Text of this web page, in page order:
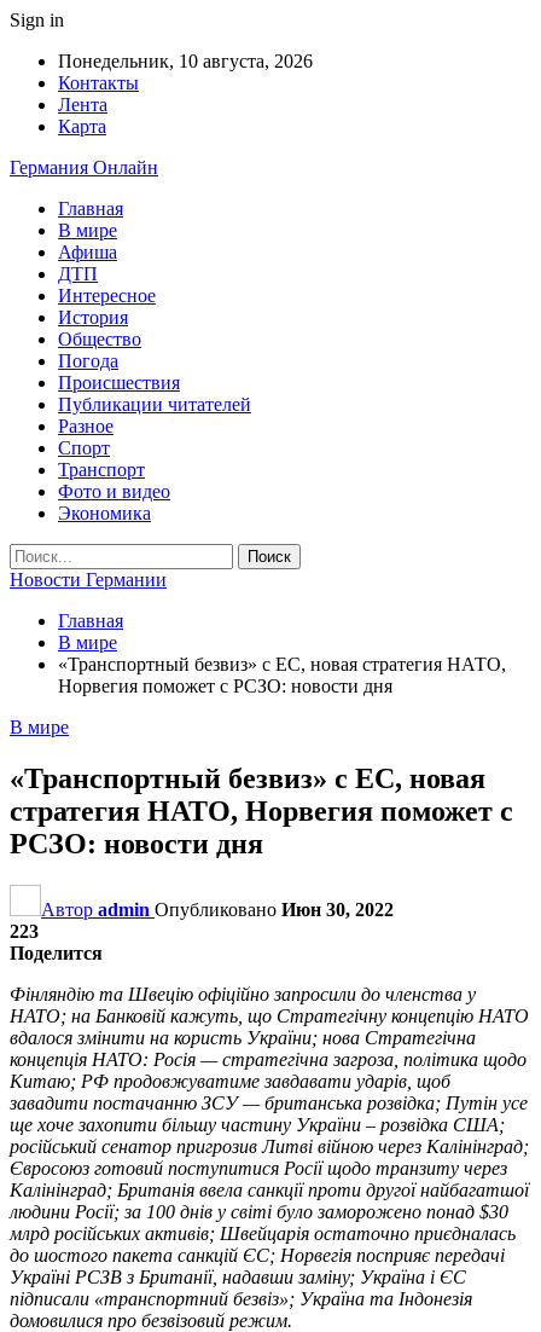
Sign in
Понедельник, 10 августа, 2026
Контакты
Лента
Карта
Германия Онлайн
Главная
В мире
Афиша
ДТП
Интересное
История
Общество
Погода
Происшествия
Публикации читателей
Разное
Спорт
Транспорт
Фото и видео
Экономика
Новости Германии
Главная
В мире
«Транспортный безвиз» c ЕС, новая стратегия НАТО,
Норвегия поможет с РСЗО: новости дня
В мире
«Транспортный безвиз» c ЕС, новая
стратегия НАТО, Норвегия поможет с
РСЗО: новости дня
Автор admin Опубликовано Июн 30, 2022
223
Поделится
Фінляндію та Швецію офіційно запросили до членства у
НАТО; на Банковій кажуть, що Стратегічну концепцію НАТО
вдалося змінити на користь України; нова Стратегічна
концепція НАТО: Росія — стратегічна загроза, політика щодо
Китаю; РФ продовжуватиме завдавати ударів, щоб
завадити постачанню ЗСУ — британська розвідка; Путін усе
ще хоче захопити більшу частину України – розвідка США;
російський сенатор пригрозив Литві війною через Калінінград;
Євросоюз готовий поступитися Росії щодо транзиту через
Калінінград; Британія ввела санкції проти другої найбагатшої
людини Росії; за 100 днів у світі було заморожено понад $30
млрд російських активів; Швейцарія остаточно приєдналась
до шостого пакета санкцій ЄС; Норвегія посприяє передачі
Україні РСЗВ з Британії, надавши заміну; Україна і ЄС
підписали «транспортний безвіз»; Україна та Індонезія
домовилися про безвізовий режим.